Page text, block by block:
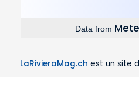
Data from
LaRivieraMag.ch est un site